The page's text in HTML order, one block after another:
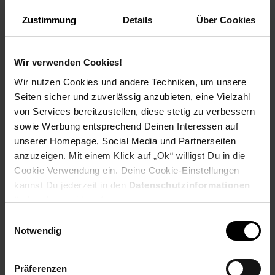
Zustimmung Details Über Cookies
Wir verwenden Cookies!
Wir nutzen Cookies und andere Techniken, um unsere
Seiten sicher und zuverlässig anzubieten, eine Vielzahl
von Services bereitzustellen, diese stetig zu verbessern
sowie Werbung entsprechend Deinen Interessen auf
unserer Homepage, Social Media und Partnerseiten
anzuzeigen. Mit einem Klick auf „Ok“ willigst Du in die
Cookie Verwendung ein. Deine Cookie-Einstellungen
kannst Du jederzeit in den Datenschutzinformationen
ändern bzw. widerrufen.
Notwendig
Präferenzen
Weitere Informationen
Beginn: August/September
Ausbildungsbeginn
Schulabschluss: gute mittlere Reife oder
Fachhochschulreife, Allgemeine
Hochschulreife
Bewerben per Formular